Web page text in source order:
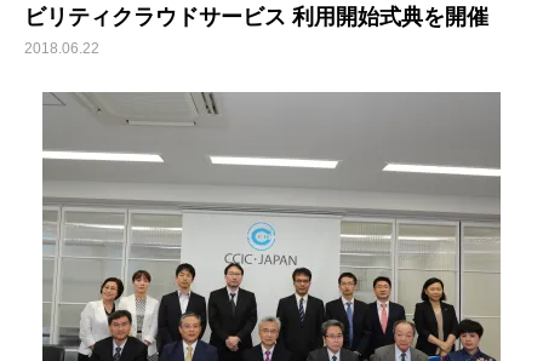
ビリティクラウドサービス 利用開始式典を開催
2018.06.22